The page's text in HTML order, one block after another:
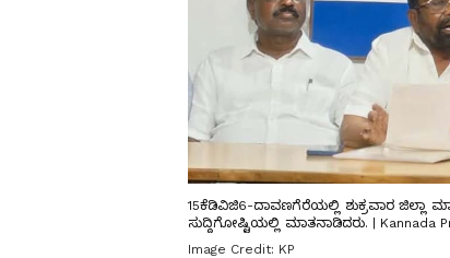
15ಕೆಡಿವಿಜಿ6-ದಾವಣಗೆರೆಯಲ್ಲಿ ಶುಕ್ರವಾರ
ಸುದ್ದಿಗೋಷ್ಟಿಯಲ್ಲಿ ಮಾತನಾಡಿದರು. | Kannada
Image Credit: KP